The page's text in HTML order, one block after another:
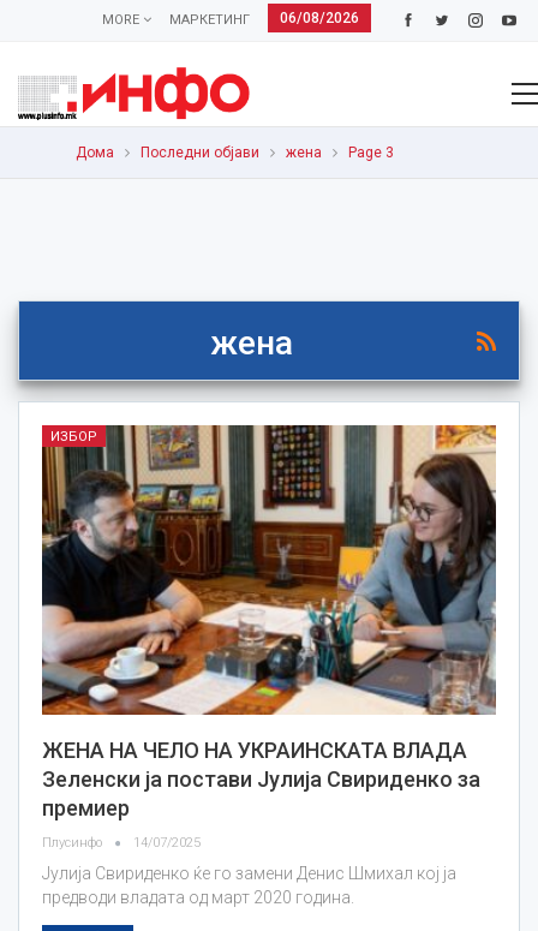
06/08/2026
МАРКЕТИНГ
MORE
Дома Последни објави жена Page 3
жена
ИЗБОР
ЖЕНА НА ЧЕЛО НА УКРАИНСКАТА ВЛАДА
Зеленски ја постави Јулија Свириденко за
премиер
Плусинфо 14/07/2025
Јулија Свириденко ќе го замени Денис Шмихал кој ја
предводи владата од март 2020 година.